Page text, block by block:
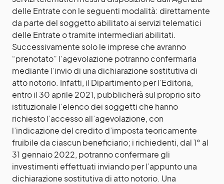
delle Entrate con le seguenti modalità: direttamente
da parte del soggetto abilitato ai servizi telematici
delle Entrate o tramite intermediari abilitati.
Successivamente solo le imprese che avranno
“prenotato” l’agevolazione potranno confermarla
mediante l’invio di una dichiarazione sostitutiva di
atto notorio. Infatti, il Dipartimento per l’Editoria,
entro il 30 aprile 2021, pubblicherà sul proprio sito
istituzionale l’elenco dei soggetti che hanno
richiesto l’accesso all’agevolazione, con
l’indicazione del credito d’imposta teoricamente
fruibile da ciascun beneficiario; i richiedenti, dal 1° al
31 gennaio 2022, potranno confermare gli
investimenti effettuati inviando per l’appunto una
dichiarazione sostitutiva di atto notorio. Una